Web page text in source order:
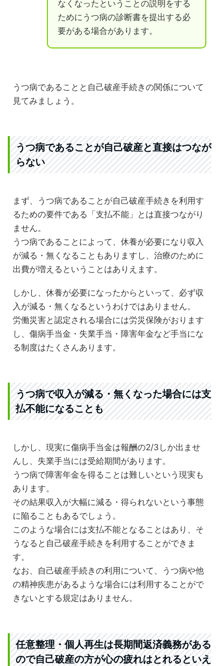
なくなったということの説明をする
ためにうつ病の診断書を提出する必
要がある場合があります。
うつ病であることと自己破産手続きの関係について
見てみましょう。
うつ病であることが自己破産と直接はつなが
らない
まず、うつ病であることが自己破産手続きを利用す
るための要件である「支払不能」とは直接つながり
ません。
うつ病であることによって、休養が必要になり収入
が減る・無くなることもありますし、治療のために
出費が増えるということはありえます。
しかし、休養が必要になったからといって、必ず収
入が減る・無くなるというわけではありません。
労働災害と認定される場合には労災保険がおります
し、傷病手当金・失業手当・障害年金など手当にな
る制度はたくさんあります。
うつ病で収入が減る・無くなった場合には支
払不能になることも
しかし、現実に傷病手当金は報酬の2/3しか出ませ
んし、失業手当には受給期間があります。
うつ病で障害年金を得ることは難しいという現実も
あります。
その結果収入が大幅に減る・得られないという事態
に陥ることもあるでしょう。
このような場合には支払不能となることはあり、そ
うなると自己破産手続きを利用することができま
す。
なお、自己破産手続きの利用について、うつ病や他
の精神疾患があるような場合には利用することがで
きないとする規定はありません。
任意整理・個人再生は長期間返済義務がある
ので自己破産の方が心の疲れはとれるといえ